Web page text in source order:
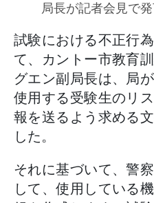
局長が記者会見で
試験における不正行
て、カントー市教育
グエン副局長は、局
使用する受験生のリ
報を送るよう求める
した。
それに基づいて、警
して、使用している